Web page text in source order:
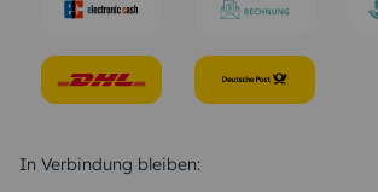
In Verbindung bleiben: